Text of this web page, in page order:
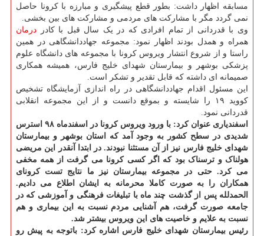
مسابقه اظهار داشت: بطور قطع پیشگیری و مبارزه با کرونا حاصل
نمی گردد مگر با مشارکت های مردمی و مشارکت های بین بخشی.
وی با قدردانی از تمام افرادی که در یک سال قبل با کادر درمان
همراه و همدل بودند اظهار نمود: مجموعه جهاددانشگاهی در همین
راستا و از شروع انتشار ویروس کرونا با مجموعه های دانشگاه علوم
پزشکی بوشهر و بیمارستان شهدای خلیج فارس، همیشه همکاری
صمیمانه ای داشته که قابل تقدیر و تشکر است.
این مسئول اقدام جهاددانشگاهی در راه اندازی آزمایشگاه تشخیص
کووید ۱۹ را شایسته و بموقع دانست و از این مجموعه انقلابی
قدردانی نمود.
اسفندیاری عنوان کرد: با ورود ویروس کرونا در اسفندماه ۹۸ استرس
شدیدی در سطح کشور به وجود آمد که استان بوشهر و بیمارستان
شهدای خلیج فارس نیز از آن مستثنا نبودند. در ابتدا آنقدر این مریضی
هولناک و ترسناک بود که اگر کسی کرونا می گرفت از همه مخفی
می کرد. حتی در مجموعه بیمارستان نیز ما نتایج تست کرونای
همکاران را به صورت کاملا محرمانه به ایشان اطلاع می دادیم.
الحمدلله پس از گذشت چند ماه با تبلیغات فرهنگی و آموزشی که در
جامعه صورت گرفت، هم آشنایی مردم نسبت به این بیماری و هم
نسبت به علایم و خاصیت های این ویروس بیشتر شد.
رئیس بیمارستان شهدای خلیج فارس اشاره کرد: باتوجه به پیش رو